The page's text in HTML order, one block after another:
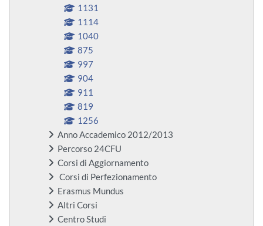
1131
1114
1040
875
997
904
911
819
1256
Anno Accademico 2012/2013
Percorso 24CFU
Corsi di Aggiornamento
Corsi di Perfezionamento
Erasmus Mundus
Altri Corsi
Centro Studi